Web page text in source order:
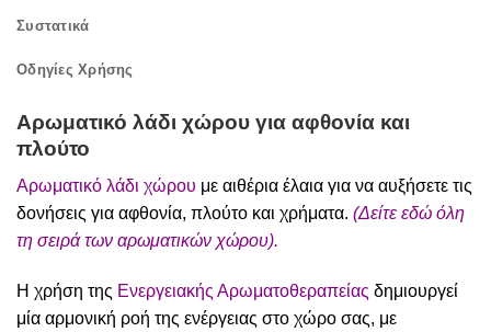
Συστατικά
Οδηγίες Χρήσης
Αρωματικό λάδι χώρου για αφθονία και
πλούτο
Αρωματικό λάδι χώρου με αιθέρια έλαια για να αυξήσετε τις
δονήσεις για αφθονία, πλούτο και χρήματα. (Δείτε εδώ όλη
τη σειρά των αρωματικών χώρου).
Η χρήση της Ενεργειακής Αρωματοθεραπείας δημιουργεί
μία αρμονική ροή της ενέργειας στο χώρο σας, με